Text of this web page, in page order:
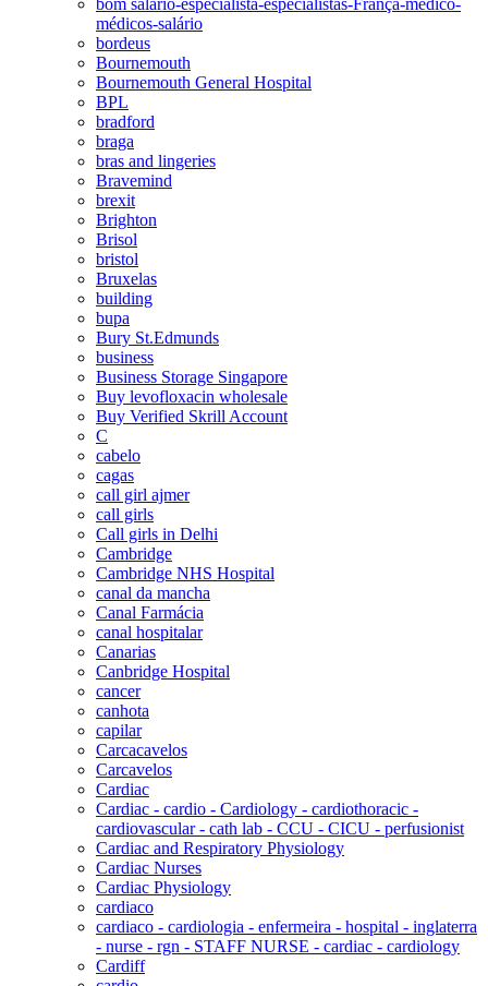
médicos-salário
bordeus
Bournemouth
Bournemouth General Hospital
BPL
bradford
braga
bras and lingeries
Bravemind
brexit
Brighton
Brisol
bristol
Bruxelas
building
bupa
Bury St.Edmunds
business
Business Storage Singapore
Buy levofloxacin wholesale
Buy Verified Skrill Account
C
cabelo
cagas
call girl ajmer
call girls
Call girls in Delhi
Cambridge
Cambridge NHS Hospital
canal da mancha
Canal Farmácia
canal hospitalar
Canarias
Canbridge Hospital
cancer
canhota
capilar
Carcacavelos
Carcavelos
Cardiac
Cardiac - cardio - Cardiology - cardiothoracic -
cardiovascular - cath lab - CCU - CICU - perfusionist
Cardiac and Respiratory Physiology
Cardiac Nurses
Cardiac Physiology
cardiaco
cardiaco - cardiologia - enfermeira - hospital - inglaterra
- nurse - rgn - STAFF NURSE - cardiac - cardiology
Cardiff